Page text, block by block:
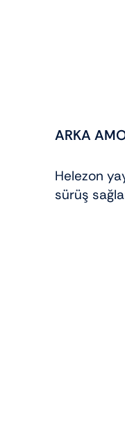
ARKA
Helezon
sürüş